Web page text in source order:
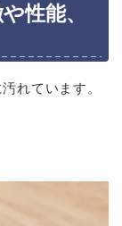
性能、
れています。